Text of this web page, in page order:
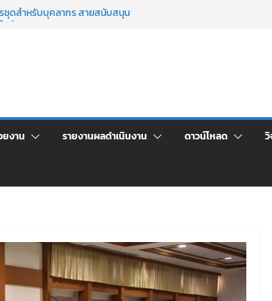
ชุดสำหรับบุคลากร สายสนับสนุน
ทำปกปริญญาบัตร จำนวน ๑,๙๗๒ ชุด
ำเพ็ญสาธารณประโยชน์ และบำเพ็ญ
กงบประมาณ ประเภทเงินรายได้
งาน รายงานผลดำเนินงาน ดาวน์โหลด